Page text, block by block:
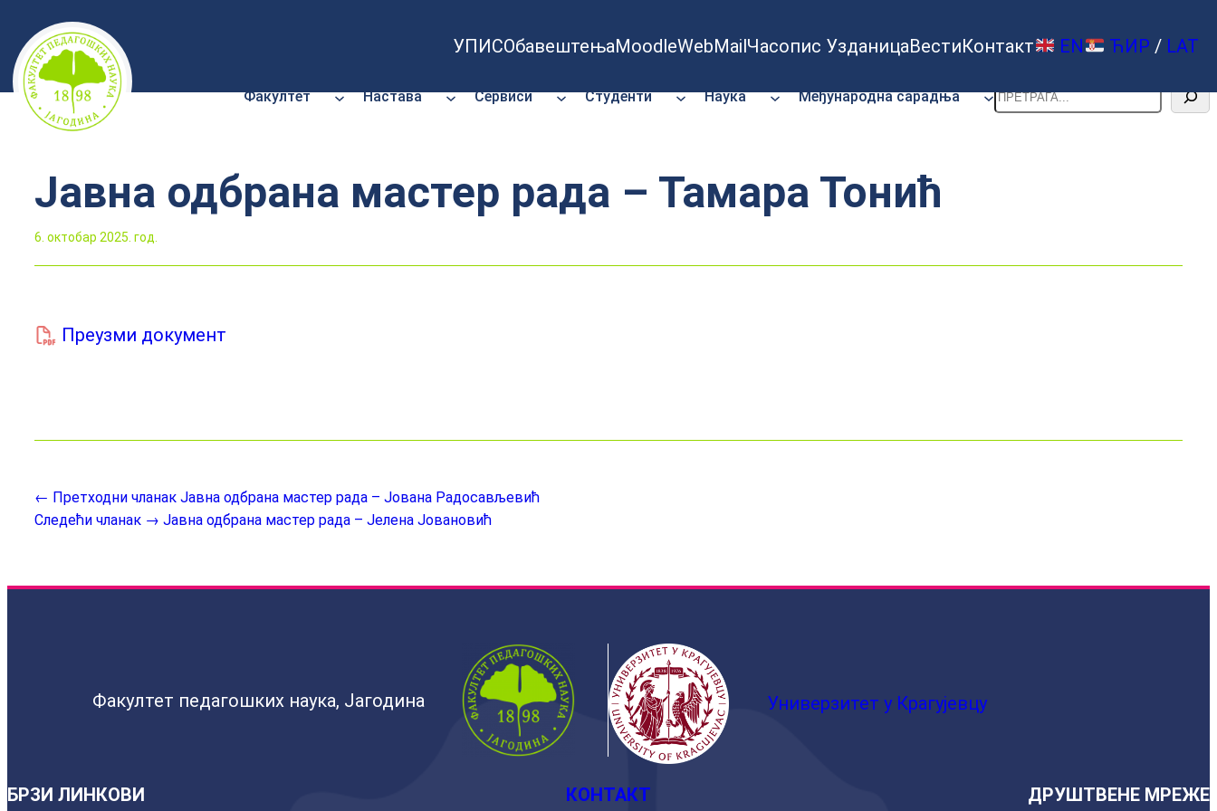
Скочи
на
садржај
УПИСОбавештењаMoodleWebMailЧасопис УзданицаВестиКонтакт EN ЋИР / LAT
Факултет Настава Сервиси Студенти Наука Међународна сарадња Претрага
Јавна одбрана мастер рада – Тамара Тонић
6. октобар 2025. год.
Преузми документ
← Претходни чланак Јавна одбрана мастер рада – Јована Радосављевић
Следећи чланак → Јавна одбрана мастер рада – Јелена Јовановић
Факултет педагошких наука, Јагодина Универзитет у Крагујевцу
БРЗИ ЛИНКОВИ КОНТАКТ ДРУШТВЕНЕ МРЕЖЕ